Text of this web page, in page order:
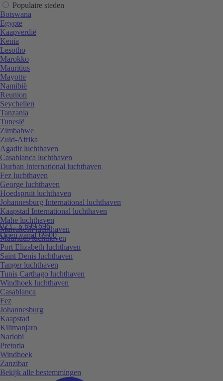
023 - 5 699 696
Open vanaf 09:00
Populaire steden
Botswana
Egypte
Kaapverdië
Kenia
Lesotho
Marokko
Mauritius
Mayotte
Namibië
Reunion
Seychellen
Tanzania
Tunesië
Zimbabwe
Zuid-Afrika
Agadir luchthaven
Casablanca luchthaven
Durban International luchthaven
Fez luchthaven
George luchthaven
Hoedspruit luchthaven
Johannesburg International luchthaven
Kaapstad International luchthaven
Mahe luchthaven
Marrakesh luchthaven
Mauritius luchthaven
Port Elizabeth luchthaven
Saint Denis luchthaven
Tanger luchthaven
Tunis Carthago luchthaven
Windhoek luchthaven
Casablanca
Fez
Johannesburg
Kaapstad
Kilimanjaro
Nariobi
Pretoria
Windhoek
Zanzibar
Bekijk alle bestemmingen